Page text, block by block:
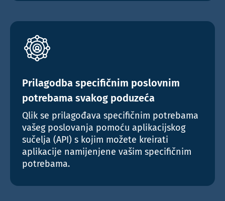
Prilagodba specifičnim poslovnim
potrebama svakog poduzeća
Qlik se prilagođava specifičnim potrebama
vašeg poslovanja pomoću aplikacijskog
sučelja (API) s kojim možete kreirati
aplikacije namijenjene vašim specifičnim
potrebama.